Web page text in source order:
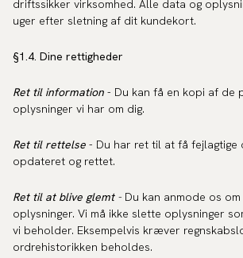
driftssikker virksomhed. Alle data og
uger efter sletning af dit kundekort.
§1.4. Dine rettigheder
Ret til information - Du kan få en kopi af de
oplysninger vi har om dig.
Ret til rettelse - Du har ret til at få fejlagtige
opdateret og rettet.
Ret til at blive glemt- Du kan anmode os
oplysninger. Vi må ikke slette oplysninger
vi beholder. Eksempelvis kræver
ordrehistorikken beholdes.